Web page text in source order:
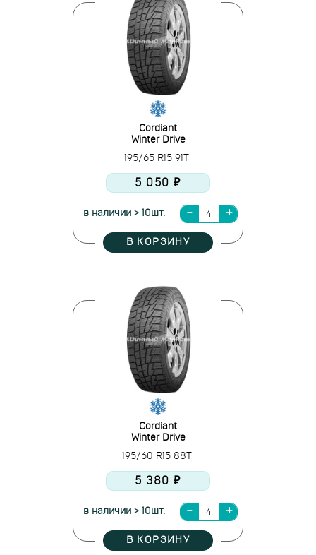
Cordiant
Winter Drive
195/65 R15 91T
5 050 ₽
в наличии > 10шт.
В КОРЗИНУ
Cordiant
Winter Drive
195/60 R15 88T
5 380 ₽
в наличии > 10шт.
В КОРЗИНУ